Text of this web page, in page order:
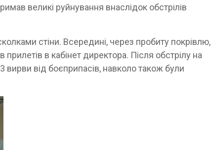
великі руйнування внаслідок обстрілів
стіни. Всередині, через пробиту покрівлю,
в кабінет директора. Після обстрілу на
від боєприпасів, навколо також були